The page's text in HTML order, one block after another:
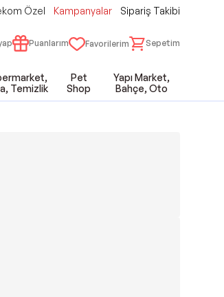
Özel Kampanyalar Sipariş Takibi
Puanlarım Favorilerim Sepetim
Temizlik
Pet
Shop
Yapı Market,
Bahçe, Oto